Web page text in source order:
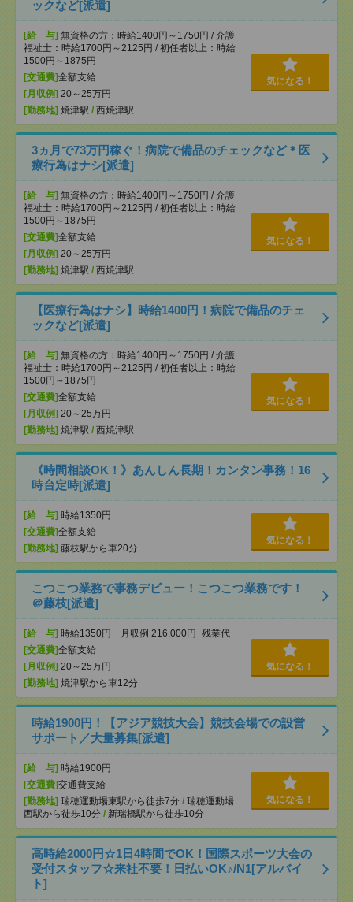
ックなど[派遣]
[給 与] 無資格の方：時給1400円～1750円 / 介護
福祉士：時給1700円～2125円 / 初任者以上：時給
1500円～1875円
[交通費]全額支給
[月収例] 20～25万円
[勤務地] 焼津駅 / 西焼津駅
気になる！
3ヵ月で73万円稼ぐ！病院で備品のチェックなど＊医
療行為はナシ[派遣]
[給 与] 無資格の方：時給1400円～1750円 / 介護
福祉士：時給1700円～2125円 / 初任者以上：時給
1500円～1875円
[交通費]全額支給
[月収例] 20～25万円
[勤務地] 焼津駅 / 西焼津駅
気になる！
【医療行為はナシ】時給1400円！病院で備品のチェ
ックなど[派遣]
[給 与] 無資格の方：時給1400円～1750円 / 介護
福祉士：時給1700円～2125円 / 初任者以上：時給
1500円～1875円
[交通費]全額支給
[月収例] 20～25万円
[勤務地] 焼津駅 / 西焼津駅
気になる！
《時間相談OK！》あんしん長期！カンタン事務！16
時台定時[派遣]
[給 与] 時給1350円
[交通費]全額支給
[勤務地] 藤枝駅から車20分
気になる！
こつこつ業務で事務デビュー！こつこつ業務です！
＠藤枝[派遣]
[給 与] 時給1350円 月収例 216,000円+残業代
[交通費]全額支給
[月収例] 20～25万円
[勤務地] 焼津駅から車12分
気になる！
時給1900円！【アジア競技大会】競技会場での設営
サポート／大量募集[派遣]
[給 与] 時給1900円
[交通費]交通費支給
[勤務地] 瑞穂運動場東駅から徒歩7分 / 瑞穂運動場
西駅から徒歩10分 / 新瑞橋駅から徒歩10分
気になる！
高時給2000円☆1日4時間でOK！国際スポーツ大会の
受付スタッフ☆来社不要！日払いOK♪/N1[アルバイ
ト]